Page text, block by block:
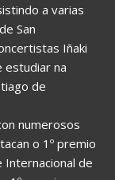
a varias
San
Iñaki
estudiar na
de
numerosos
o 1º premio
Internacional de